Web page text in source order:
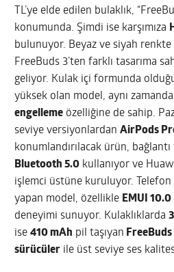
TL’ye elde edilen bulaklık,
konumunda. Şimdi ise karşımıza
bulunuyor. Beyaz ve siyah renkte
FreeBuds 3’ten farklı tasarıma
geliyor. Kulak içi formunda
yüksek olan model, aynı
engelleme özelliğine de sahip.
seviye versiyonlardanAirPods
konumlandırılacak ürün,
Bluetooth 5.0 kullanıyor ve
işlemci üstüne kuruluyor.
yapan model, özellikle EMUI 10.0
deneyimi sunuyor. Kulaklıklarda
ise410 mAh pil taşıyan
sürücüler ile üst seviye ses